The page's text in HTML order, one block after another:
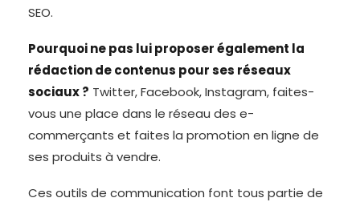
SEO.
Pourquoi ne pas lui proposer également la
rédaction de contenus pour ses réseaux
sociaux ? Twitter, Facebook, Instagram, faites-
vous une place dans le réseau des e-
commerçants et faites la promotion en ligne de
ses produits à vendre.
Ces outils de communication font tous partie de